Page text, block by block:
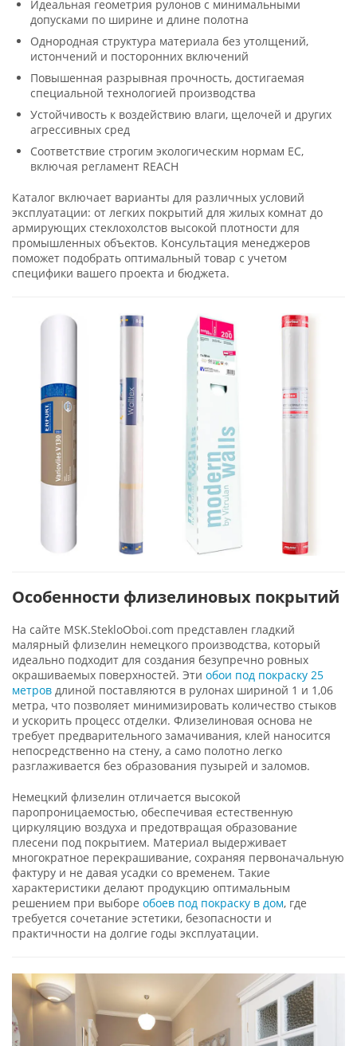
Идеальная геометрия рулонов с минимальными
допусками по ширине и длине полотна
Однородная структура материала без утолщений,
истончений и посторонних включений
Повышенная разрывная прочность, достигаемая
специальной технологией производства
Устойчивость к воздействию влаги, щелочей и других
агрессивных сред
Соответствие строгим экологическим нормам ЕС,
включая регламент REACH
Каталог включает варианты для различных условий
эксплуатации: от легких покрытий для жилых комнат до
армирующих стеклохолстов высокой плотности для
промышленных объектов. Консультация менеджеров
поможет подобрать оптимальный товар с учетом
специфики вашего проекта и бюджета.
Особенности флизелиновых покрытий
На сайте MSK.StekloOboi.com представлен гладкий
малярный флизелин немецкого производства, который
идеально подходит для создания безупречно ровных
окрашиваемых поверхностей. Эти обои под покраску 25
метров длиной поставляются в рулонах шириной 1 и 1,06
метра, что позволяет минимизировать количество стыков
и ускорить процесс отделки. Флизелиновая основа не
требует предварительного замачивания, клей наносится
непосредственно на стену, а само полотно легко
разглаживается без образования пузырей и заломов.
Немецкий флизелин отличается высокой
паропроницаемостью, обеспечивая естественную
циркуляцию воздуха и предотвращая образование
плесени под покрытием. Материал выдерживает
многократное перекрашивание, сохраняя первоначальную
фактуру и не давая усадки со временем. Такие
характеристики делают продукцию оптимальным
решением при выборе обоев под покраску в дом, где
требуется сочетание эстетики, безопасности и
практичности на долгие годы эксплуатации.